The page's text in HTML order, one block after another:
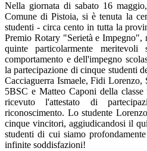
Nella giornata di sabato 16
Comune di Pistoia, si è tenuta la
studenti - circa cento in tutta la
Premio Rotary "Serietà e Impegno",
quinte particolarmente
comportamento e dell'impegno
la partecipazione di cinque studenti
Cacciaguerra Ismaele, Fidi Lorenzo,
5BSC e Matteo Caponi della
ricevuto l'attestato di
riconoscimento. Lo studente
cinque vincitori, aggiudicandosi il
studenti di cui siamo
infinite soddisfazioni!